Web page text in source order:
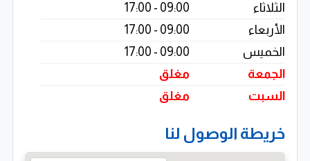
✔ رفع ثقة العميل بالمشروع
✔ تسريع قرار الشراء أو الاستثمار
✔ تعزيز الصورة الاحترافية للمطور أو المكتب الهندسي
✔ توضيح تفاصيل يصعب فهمها من المخططات الثنائية
فقط
الثلاثاء
09:00 - 17:00
الأربعاء
09:00 - 17:00
الخميس
09:00 - 17:00
الجمعة
مغلق
السبت
مغلق
خريطة الوصول لنا